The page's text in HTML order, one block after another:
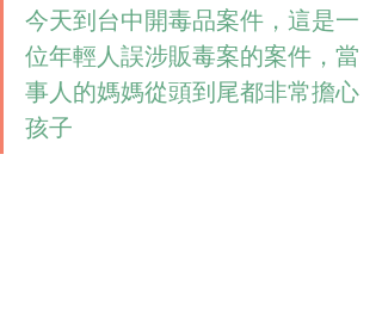
今天到台中開毒品案件，這是一
位年輕人誤涉販毒案的案件，當
事人的媽媽從頭到尾都非常擔心
孩子